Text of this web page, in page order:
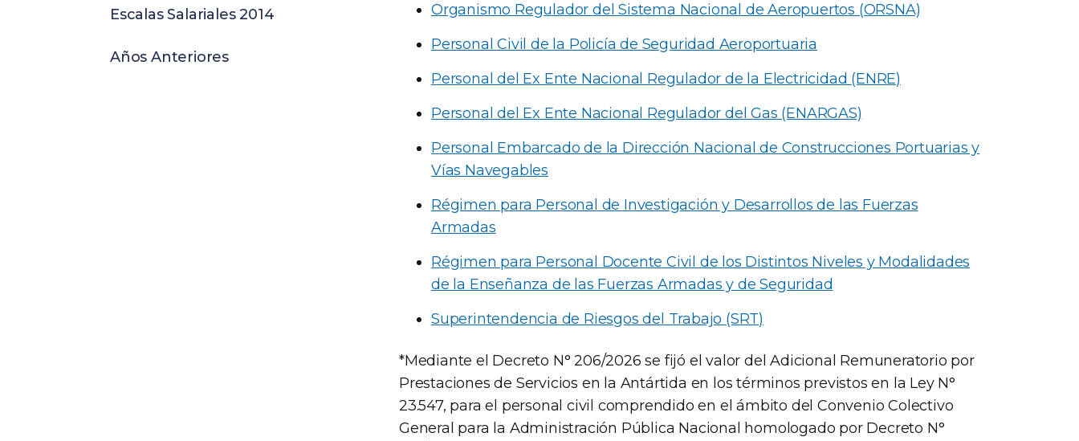
Organismo Regulador del Sistema Nacional de Aeropuertos (ORSNA)
Personal Civil de la Policía de Seguridad Aeroportuaria
Personal del Ex Ente Nacional Regulador de la Electricidad (ENRE)
Personal del Ex Ente Nacional Regulador del Gas (ENARGAS)
Personal Embarcado de la Dirección Nacional de Construcciones Portuarias y
Vías Navegables
Régimen para Personal de Investigación y Desarrollos de las Fuerzas
Armadas
Régimen para Personal Docente Civil de los Distintos Niveles y Modalidades
de la Enseñanza de las Fuerzas Armadas y de Seguridad
Superintendencia de Riesgos del Trabajo (SRT)
*Mediante el Decreto N° 206/2026 se fijó el valor del Adicional Remuneratorio por
Prestaciones de Servicios en la Antártida en los términos previstos en la Ley N°
23.547, para el personal civil comprendido en el ámbito del Convenio Colectivo
General para la Administración Pública Nacional homologado por Decreto N°
Escalas Salariales 2014
Años Anteriores